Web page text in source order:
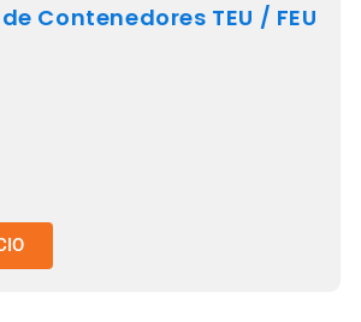
Contenedores TEU / FEU